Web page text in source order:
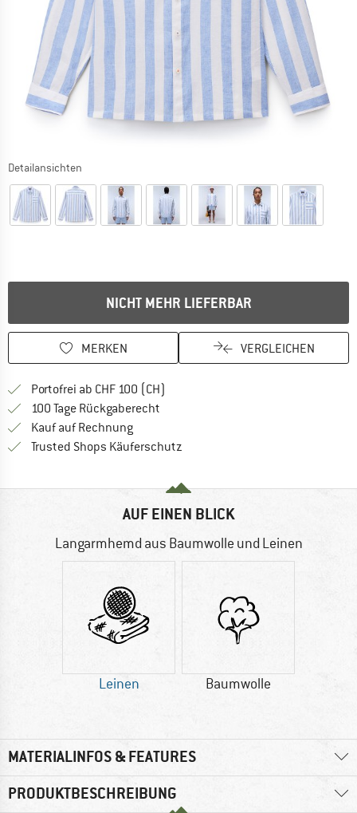
Detailansichten
NICHT MEHR LIEFERBAR
MERKEN VERGLEICHEN
Portofrei ab CHF 100 (CH)
100 Tage Rückgaberecht
Kauf auf RechnungFinde die Zahlungs-Infos hier! Öffnet
Trusted Shops Käuferschutz
AUF EINEN BLICK
Langarmhemd aus Baumwolle und Leinen
Leinen Baumwolle
MATERIALINFOS & FEATURES
PRODUKTBESCHREIBUNG